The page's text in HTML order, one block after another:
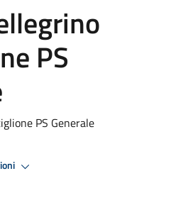
PS
PS Generale